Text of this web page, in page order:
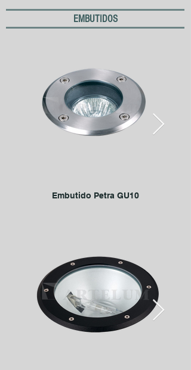
EMBUTIDOS
Embutido Petra GU10